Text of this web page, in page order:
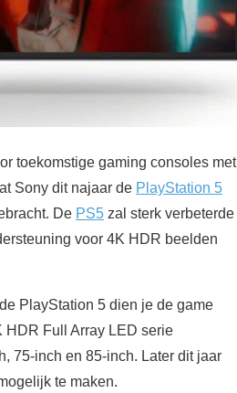
toekomstige gaming consoles met
Sony dit najaar de PlayStation 5
De PS5 zal sterk verbeterde
voor 4K HDR beelden
PlayStation 5 dien je de game
HDR Full Array LED serie
75-inch en 85-inch. Later dit jaar
te maken.